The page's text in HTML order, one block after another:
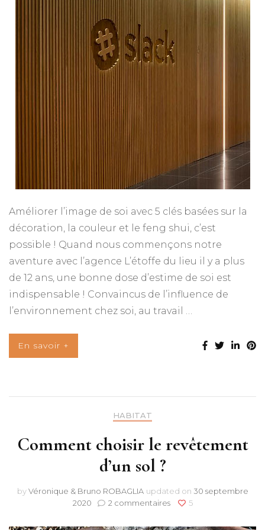
Améliorer l’image de soi avec 5 clés basées sur la
décoration, la couleur et le feng shui, c’est
possible ! Quand nous commençons notre
aventure avec l’agence L’étoffe du lieu il y a plus
de 12 ans, une bonne dose d’estime de soi est
indispensable ! Convaincus de l’influence de
l’environnement chez soi, au travail …
En savoir +
HABITAT
Comment choisir le revêtement
d’un sol ?
byVéronique & Bruno ROBAGLIA updated on 30 septembre
2020
2 commentaires sur
choisir
5